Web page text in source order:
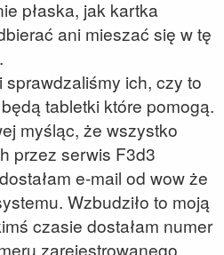
płaska, jak kartka
ani mieszać się w tę
ich, czy to
tabletki które pomogą.
myśląc, że wszystko
przez serwis F3d3
e-mail od wow że
Wzbudziło to moją
czasie dostałam numer
zarejestrowanego.